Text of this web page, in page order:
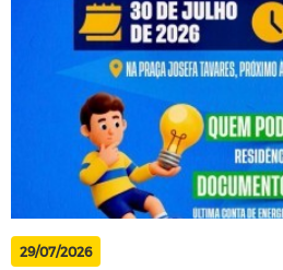
29/07/2026